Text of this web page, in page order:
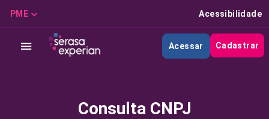
PME Acessibilidade
Acessar Cadastrar
Consulta CNPJ